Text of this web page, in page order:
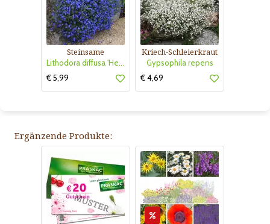
Steinsame
Lithodora diffusa 'Heavenly Blue' (Syn. Glandora)
€ 5,99
Kriech-Schleierkraut
Gypsophila repens
€ 4,69
Ergänzende Produkte: